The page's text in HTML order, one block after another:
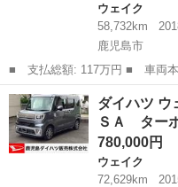
ウェイク
58,732km
鹿児島市
■ 支払総額: 117万円 ■ 車両本体価格： 1,070,000 円 ■ メーカー
名： ダイハツ ■ 車種名：
ＳＡＩＩＩ ＥＴＣ 両側電動
ナー 衝突...
鹿児島 鹿児島市 ウェイク
ダイハツ
ＳＡ ター
780,000円
ウェイク
72,629km